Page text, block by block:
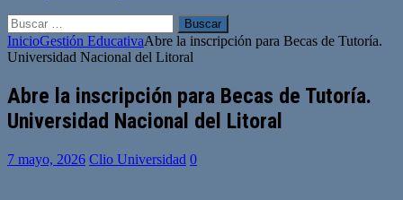
Buscar:
InicioGestión EducativaAbre la inscripción para Becas de Tutoría.
Universidad Nacional del Litoral
Abre la inscripción para Becas de Tutoría.
Universidad Nacional del Litoral
7 mayo, 2026 Clio Universidad 0